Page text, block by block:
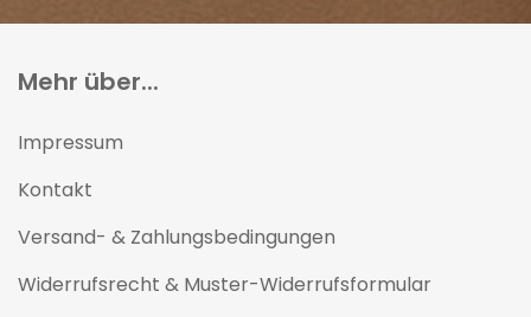
Mehr über...
Impressum
Kontakt
Versand- & Zahlungsbedingungen
Widerrufsrecht & Muster-Widerrufsformular